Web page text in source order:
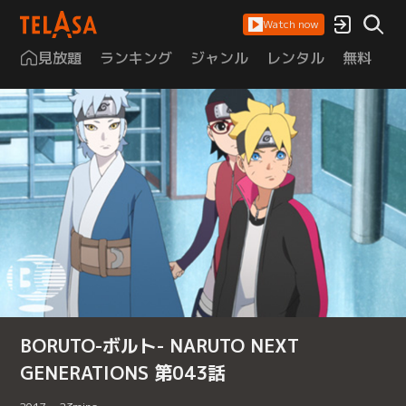
Watch now
見放題 ランキング ジャンル レンタル 無料
BORUTO-ボルト- NARUTO NEXT
GENERATIONS 第043話